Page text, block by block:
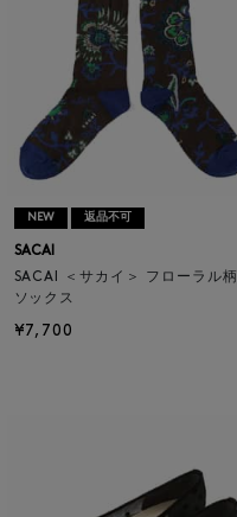
NEW 返品不可
SACAI
SACAI ＜サカイ＞ フローラル柄
ソックス
¥7,700